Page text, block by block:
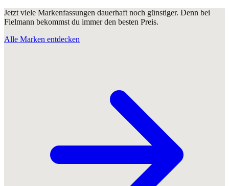
Jetzt viele Markenfassungen dauerhaft noch günstiger. Denn bei
Fielmann bekommst du immer den besten Preis.
Alle Marken entdecken